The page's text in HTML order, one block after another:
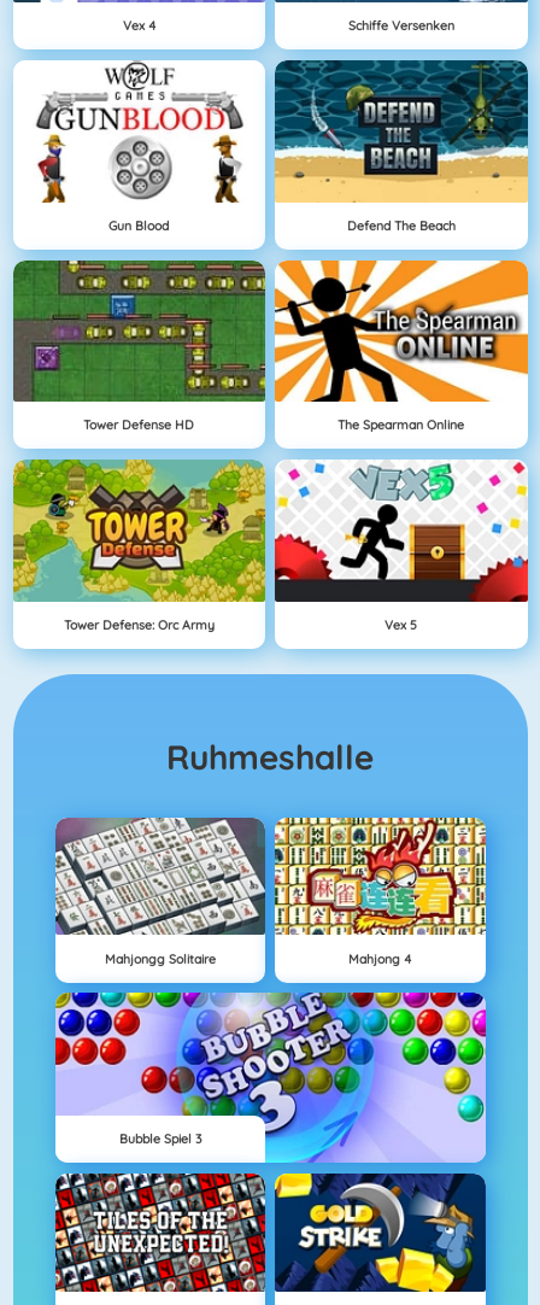
Vex 4 Schiffe Versenken
Gun Blood Defend The Beach
Tower Defense HD The Spearman Online
Tower Defense: Orc Army Vex 5
Ruhmeshalle
Mahjongg Solitaire Mahjong 4
Bubble Spiel 3